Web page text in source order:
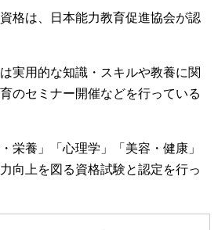
格は、日本能力教育促進協会が認
実用的な知識・スキルや教養に関
のセミナー開催などを行っている
栄養」「心理学」「美容・健康」
向上を図る資格試験と認定を行っ